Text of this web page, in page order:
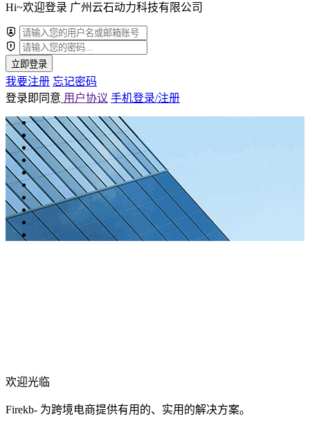
Hi~欢迎登录 广州云石动力科技有限公司
立即登录
我要注册 忘记密码
登录即同意 用户协议 手机登录/注册
欢迎光临
Firekb- 为跨境电商提供有用的、实用的解决方案。